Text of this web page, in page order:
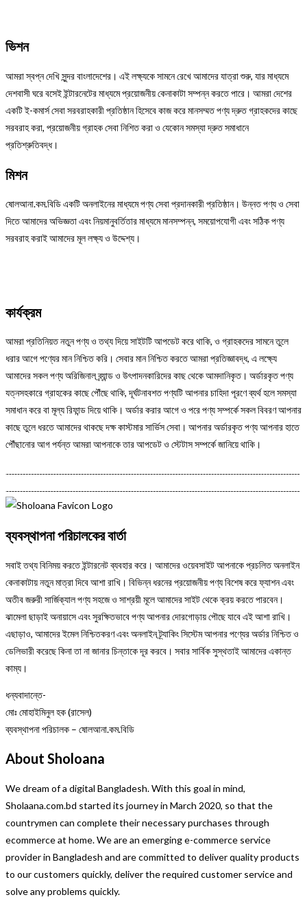
ভিশন
আমরা স্বপ্ন দেখি সুন্দর বাংলাদেশের। এই লক্ষ্যকে সামনে রেখে আমাদের যাত্রা শুরু, যার মাধ্যমে
দেশবাসী ঘরে বসেই ইন্টারনেটের মাধ্যমে প্রয়োজনীয় কেনাকাটা সম্পন্ন করতে পারে। আমরা দেশের
একটি ই-কমার্স সেবা সরবরাহকারী প্রতিষ্ঠান হিসেবে কাজ করে মানসম্মত পণ্য দ্রুত গ্রাহকদের কাছে
সরবরাহ করা, প্রয়োজনীয় গ্রাহক সেবা নিশিত করা ও যেকোন সমস্যা দ্রুত সমাধানে
প্রতিশ্রুতিবদ্ধ।
মিশন
ষোলআনা.কম.বিডি একটি অনলাইনের মাধ্যমে পণ্য সেবা প্রদানকারী প্রতিষ্ঠান। উন্নত পণ্য ও সেবা
দিতে আমাদের অভিজ্ঞতা এবং নিয়মানুবর্তিতার মাধ্যমে মানসম্পন্ন, সময়োপযোগী এবং সঠিক পণ্য
সরবরাহ করাই আমাদের মূল লক্ষ্য ও উদ্দেশ্য।
কার্যক্রম
আমরা প্রতিনিয়ত নতুন পণ্য ও তথ্য দিয়ে সাইটটি আপডেট করে থাকি, ও গ্রাহকদের সামনে তুলে
ধরার আগে পণ্যের মান নিশ্চিত করি। সেবার মান নিশ্চিত করতে আমরা প্রতিজ্ঞাবদ্ধ, এ লক্ষ্যে
আমাদের সকল পণ্য অরিজিনাল ব্র্যান্ড ও উৎপাদনকারিদের কাছ থেকে আমদানিকৃত। অর্ডারকৃত পণ্য
যত্নসহকারে গ্রাহকের কাছে পৌঁছে থাকি, দূর্ঘটনাবশত পণ্যটি আপনার চাহিদা পূরণে ব্যর্থ হলে সমস্যা
সমাধান করে বা মূল্য রিফান্ড দিয়ে থাকি। অর্ডার করার আগে ও পরে পণ্য সম্পর্কে সকল বিবরণ আপনার
কাছে তুলে ধরতে আমাদের থাকছে দক্ষ কাস্টমার সার্ভিস সেবা। আপনার অর্ডারকৃত পণ্য আপনার হাতে
পৌঁছানোর আগ পর্যন্ত আমরা আপনাকে তার আপডেট ও স্টেটাস সম্পর্কে জানিয়ে থাকি।
ব্যবস্থাপনা পরিচালকের বার্তা
সবাই তথ্য বিনিময় করতে ইন্টারনেট ব্যবহার করে। আমাদের ওয়েবসাইট আপনাকে প্রচলিত অনলাইন
কেনাকাটায় নতুন মাত্রা দিবে আশা রাখি। বিভিন্ন ধরনের প্রয়োজনীয় পণ্য বিশেষ করে ফ্যাশন এবং
অতীব জরুরী সার্জিক্যাল পণ্য সহজে ও সাশ্রয়ী মূলে আমাদের সাইট থেকে ক্রয় করতে পারবেন।
ঝামেলা ছাড়াই অনায়াসে এবং সুরক্ষিতভাবে পণ্য আপনার দোরগোড়ায় পৌছে যাবে এই আশা রাখি।
এছাড়াও, আমাদের ইমেল নিশ্চিতকরণ এবং অনলাইন ট্র্যাকিং সিস্টেম আপনার পণ্যের অর্ডার নিশ্চিত ও
ডেলিভারী করেছে কিনা তা না জানার চিন্তাকে দূর করবে। সবার সার্বিক সুস্থতাই আমাদের একান্ত
কাম্য।
ধন্যবাদান্তে-
মোঃ মোহাইমিনুল হক (রাসেল)
ব্যবস্থাপনা পরিচালক – ষোলআনা.কম.বিডি
About Sholoana
We dream of a digital Bangladesh. With this goal in mind,
Sholaana.com.bd started its journey in March 2020, so that the
countrymen can complete their necessary purchases through
ecommerce at home. We are an emerging e-commerce service
provider in Bangladesh and are committed to deliver quality products
to our customers quickly, deliver the required customer service and
solve any problems quickly.